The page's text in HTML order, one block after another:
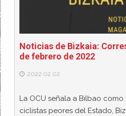
Noticias de Bizkaia:
de febrero de 2022
2022.02.02
La OCU señala a Bilbao
ciclistas peores del Estado,